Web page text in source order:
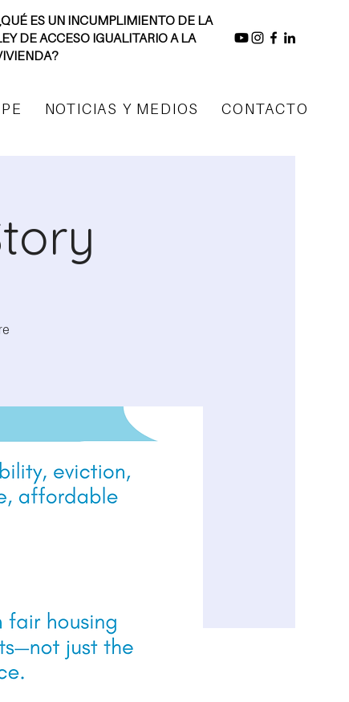
ES UN INCUMPLIMIENTO DE LA
DE ACCESO IGUALITARIO A LA
NOTICIAS Y MEDIOS CONTACTO